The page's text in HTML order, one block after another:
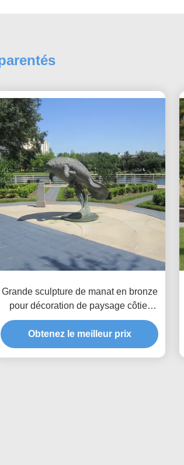
Grande sculpture de manat en bronze
pour décoration de paysage côtier
Statue d'art de jardin en plein air
Obtenez le meilleur prix